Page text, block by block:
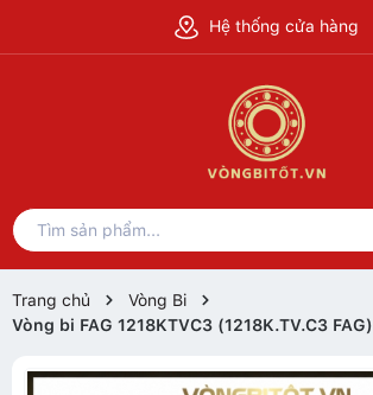
Hệ thống cửa hàng
Trang chủ
Vòng Bi
Vòng bi FAG 1218KTVC3 (1218K.TV.C3 FAG)